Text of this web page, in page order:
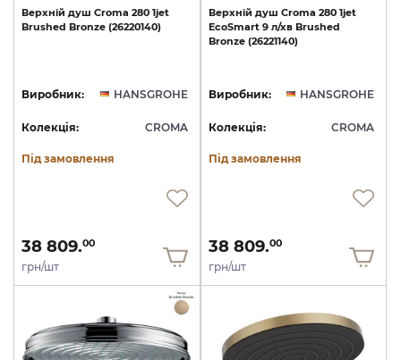
Верхній душ Croma 280 1jet
Brushed Bronze (26220140)
Виробник: HANSGROHE
Колекція: CROMA
Під замовлення
38 809.00
грн/шт
Верхній душ Croma 280 1jet
EcoSmart 9 л/хв Brushed
Bronze (26221140)
Виробник: HANSGROHE
Колекція: CROMA
Під замовлення
38 809.00
грн/шт